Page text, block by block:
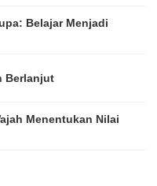
Belajar Menjadi
Berlanjut
Menentukan Nilai